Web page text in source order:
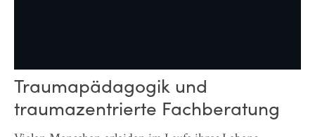
Traumapädagogik und
traumazentrierte Fachberatung